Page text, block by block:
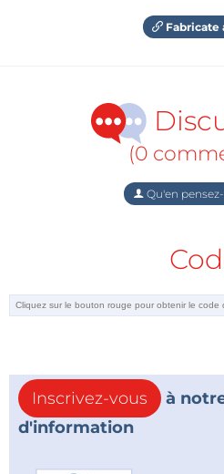
Fabricate
(0
Qu'en
Inscrivez-vous
à
d'information